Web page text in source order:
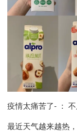
疫情太痛苦了- ：
最近天气越来越热